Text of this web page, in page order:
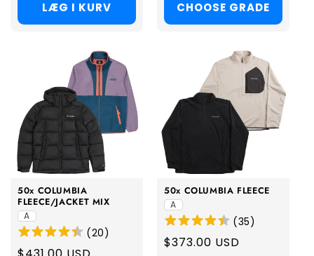
LÆG I KURV CHOOSE GRADE
50x COLUMBIA
FLEECE/JACKET MIX
A
(20)
50x COLUMBIA FLEECE
A
(35)
Regular
$373.00 USD